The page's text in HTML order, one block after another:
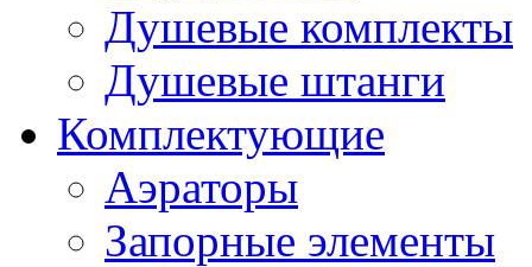
Душевые комплекты
Душевые штанги
Комплектующие
Аэраторы
Запорные элементы